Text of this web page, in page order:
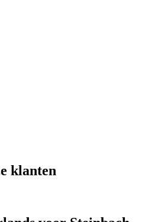
klanten